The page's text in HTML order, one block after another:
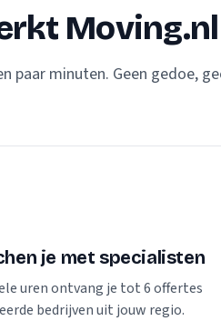
Moving.nl
paar minuten. Geen gedoe,
je met specialisten
uren ontvang je tot 6 offertes
bedrijven uit jouw regio.